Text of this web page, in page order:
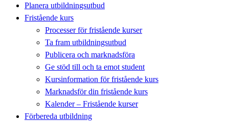
Planera utbildningsutbud
Fristående kurs
Processer för fristående kurser
Ta fram utbildningsutbud
Publicera och marknadsföra
Ge stöd till och ta emot student
Kursinformation för fristående kurs
Marknadsför din fristående kurs
Kalender – Fristående kurser
Förbereda utbildning